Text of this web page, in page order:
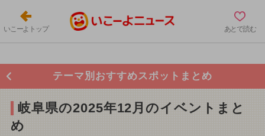
いこーよトップ あとで読む
テーマ別おすすめスポットまとめ
岐阜県の2025年12月のイベントまと
め